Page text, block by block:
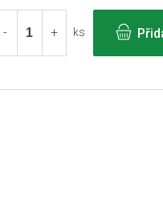
ks